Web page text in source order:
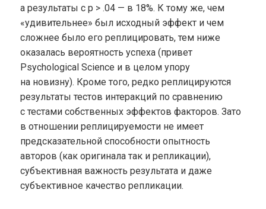
а результаты с p > .04 — в 18%. К тому же, чем
«удивительнее» был исходный эффект и чем
сложнее было его реплицировать, тем ниже
оказалась вероятность успеха (привет
Psychological Science и в целом упору
на новизну). Кроме того, редко реплицируются
результаты тестов интеракций по сравнению
с тестами собственных эффектов факторов. Зато
в отношении реплицируемости не имеет
предсказательной способности опытность
авторов (как оригинала так и репликации),
субъективная важность результата и даже
субъективное качество репликации.